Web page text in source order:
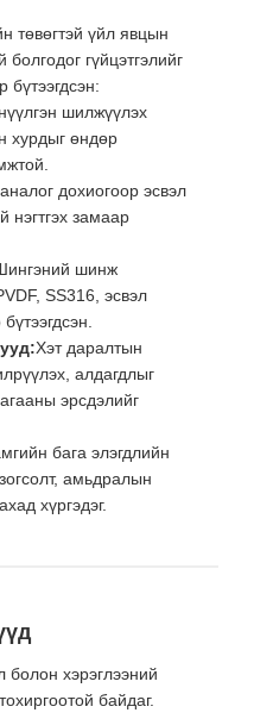
төвөгтэй үйл явцын
гүйцэтгэлийг
бүтээгдсэн:
шилжүүлэх
хурдыг өндөр
дохиогоор эсвэл
нэгтгэх замаар
шинж
SS316, эсвэл
Хэт даралтын
алдагдлыг
эрсдэлийг
бага элэгдлийн
амьдралын
хүргэдэг.
болон хэрэглээний
байдаг.